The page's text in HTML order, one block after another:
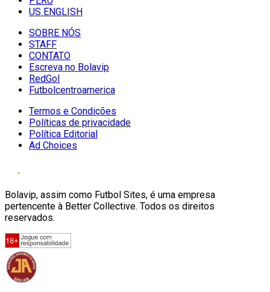
US ENGLISH
SOBRE NÓS
STAFF
CONTATO
Escreva no Bolavip
RedGol
Futbolcentroamerica
Termos e Condições
Políticas de privacidade
Política Editorial
Ad Choices
Bolavip, assim como Futbol Sites, é uma empresa
pertencente à Better Collective. Todos os direitos
reservados.